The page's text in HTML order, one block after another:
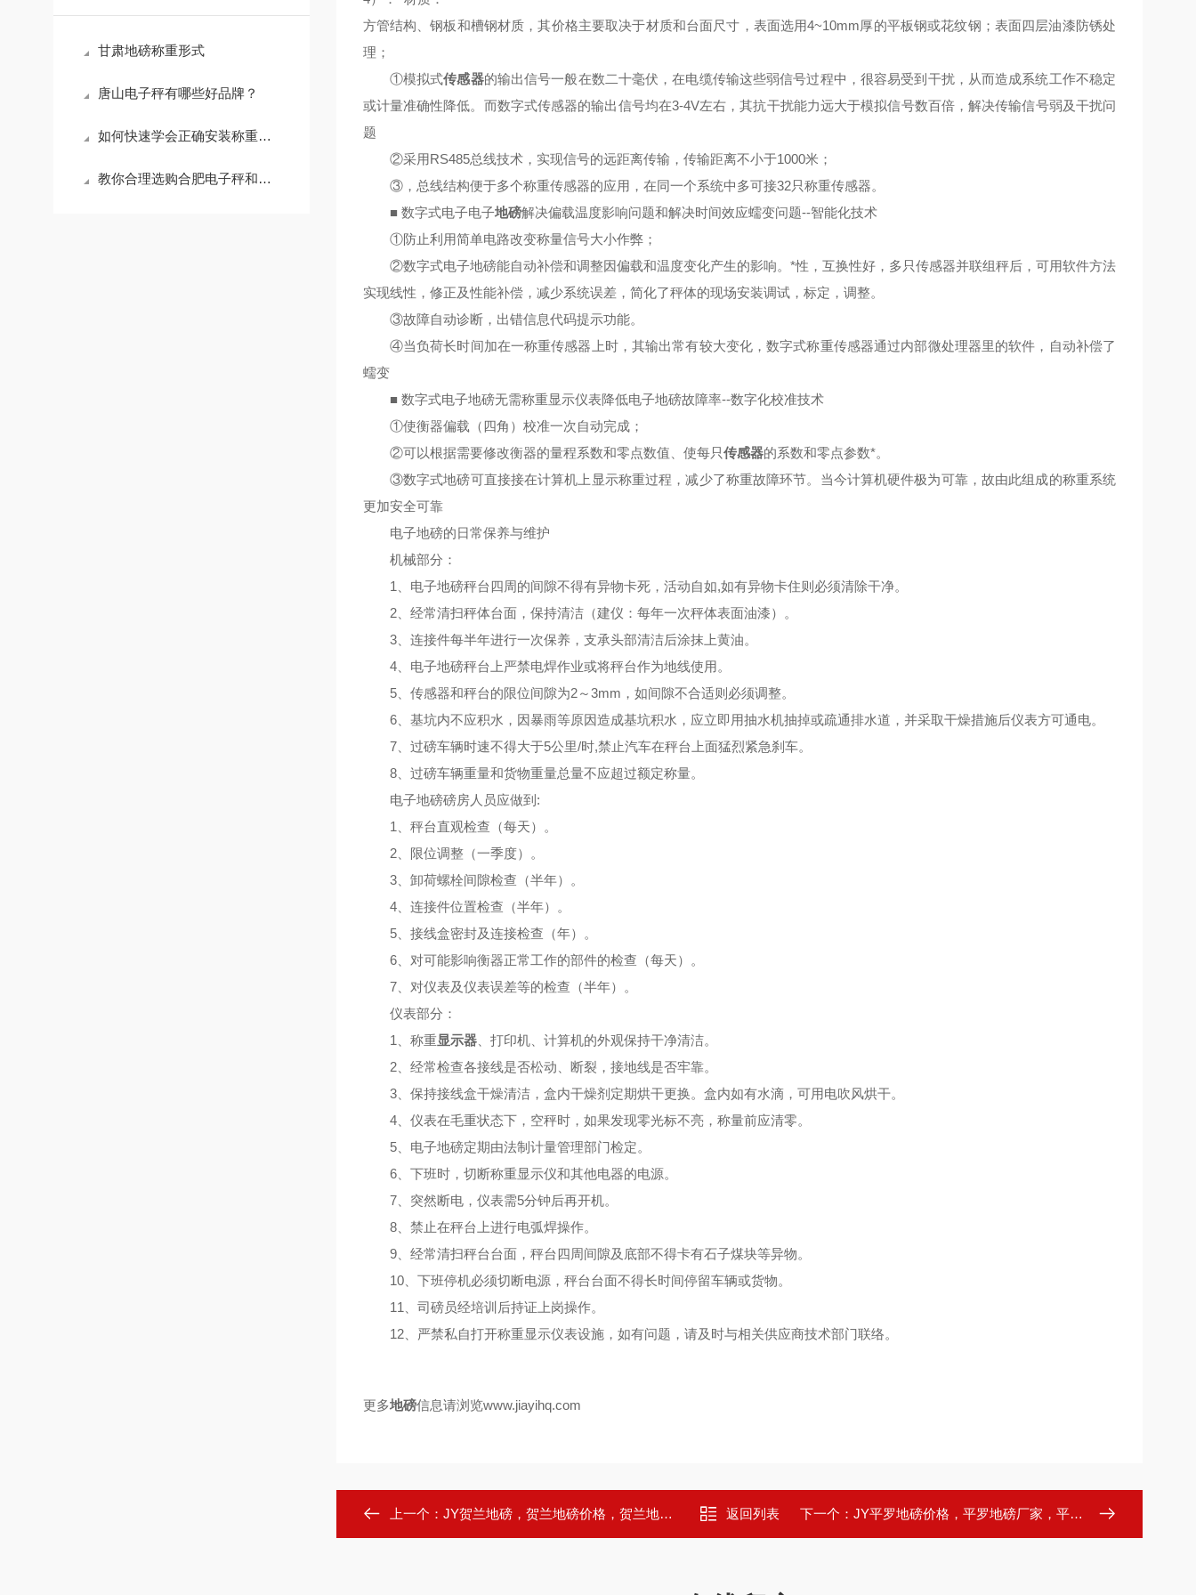
甘肃地磅称重形式
唐山电子秤有哪些好品牌？
如何快速学会正确安装称重模块？
教你合理选购合肥电子秤和称重显示控制器
方管结构、钢板和槽钢材质，其价格主要取决于材质和台面尺寸，表面选用4~10mm厚的平板钢或花纹钢；表面四层油漆防锈处
理；
①模拟式传感器的输出信号一般在数二十毫伏，在电缆传输这些弱信号过程中，很容易受到干扰，从而造成系统工作不稳定
或计量准确性降低。而数字式传感器的输出信号均在3-4V左右，其抗干扰能力远大于模拟信号数百倍，解决传输信号弱及干扰问
题
②采用RS485总线技术，实现信号的远距离传输，传输距离不小于1000米；
③，总线结构便于多个称重传感器的应用，在同一个系统中多可接32只称重传感器。
■ 数字式电子电子地磅解决偏载温度影响问题和解决时间效应蠕变问题--智能化技术
①防止利用简单电路改变称量信号大小作弊；
②数字式电子地磅能自动补偿和调整因偏载和温度变化产生的影响。*性，互换性好，多只传感器并联组秤后，可用软件方法
实现线性，修正及性能补偿，减少系统误差，简化了秤体的现场安装调试，标定，调整。
③故障自动诊断，出错信息代码提示功能。
④当负荷长时间加在一称重传感器上时，其输出常有较大变化，数字式称重传感器通过内部微处理器里的软件，自动补偿了
蠕变
■ 数字式电子地磅无需称重显示仪表降低电子地磅故障率--数字化校准技术
①使衡器偏载（四角）校准一次自动完成；
②可以根据需要修改衡器的量程系数和零点数值、使每只传感器的系数和零点参数*。
③数字式地磅可直接接在计算机上显示称重过程，减少了称重故障环节。当今计算机硬件极为可靠，故由此组成的称重系统
更加安全可靠
电子地磅的日常保养与维护
机械部分：
1、电子地磅秤台四周的间隙不得有异物卡死，活动自如,如有异物卡住则必须清除干净。
2、经常清扫秤体台面，保持清洁（建仪：每年一次秤体表面油漆）。
3、连接件每半年进行一次保养，支承头部清洁后涂抹上黄油。
4、电子地磅秤台上严禁电焊作业或将秤台作为地线使用。
5、传感器和秤台的限位间隙为2～3mm，如间隙不合适则必须调整。
6、基坑内不应积水，因暴雨等原因造成基坑积水，应立即用抽水机抽掉或疏通排水道，并采取干燥措施后仪表方可通电。
7、过磅车辆时速不得大于5公里/时,禁止汽车在秤台上面猛烈紧急刹车。
8、过磅车辆重量和货物重量总量不应超过额定称量。
电子地磅磅房人员应做到:
1、秤台直观检查（每天）。
2、限位调整（一季度）。
3、卸荷螺栓间隙检查（半年）。
4、连接件位置检查（半年）。
5、接线盒密封及连接检查（年）。
6、对可能影响衡器正常工作的部件的检查（每天）。
7、对仪表及仪表误差等的检查（半年）。
仪表部分：
1、称重显示器、打印机、计算机的外观保持干净清洁。
2、经常检查各接线是否松动、断裂，接地线是否牢靠。
3、保持接线盒干燥清洁，盒内干燥剂定期烘干更换。盒内如有水滴，可用电吹风烘干。
4、仪表在毛重状态下，空秤时，如果发现零光标不亮，称量前应清零。
5、电子地磅定期由法制计量管理部门检定。
6、下班时，切断称重显示仪和其他电器的电源。
7、突然断电，仪表需5分钟后再开机。
8、禁止在秤台上进行电弧焊操作。
9、经常清扫秤台台面，秤台四周间隙及底部不得卡有石子煤块等异物。
10、下班停机必须切断电源，秤台台面不得长时间停留车辆或货物。
11、司磅员经培训后持证上岗操作。
12、严禁私自打开称重显示仪表设施，如有问题，请及时与相关供应商技术部门联络。
更多地磅信息请浏览www.jiayihq.com
上一个： JY贺兰地磅，贺兰地磅价格，贺兰地磅厂家 返回列表 下一个： JY平罗地磅价格，平罗地磅厂家，平罗地磅维修